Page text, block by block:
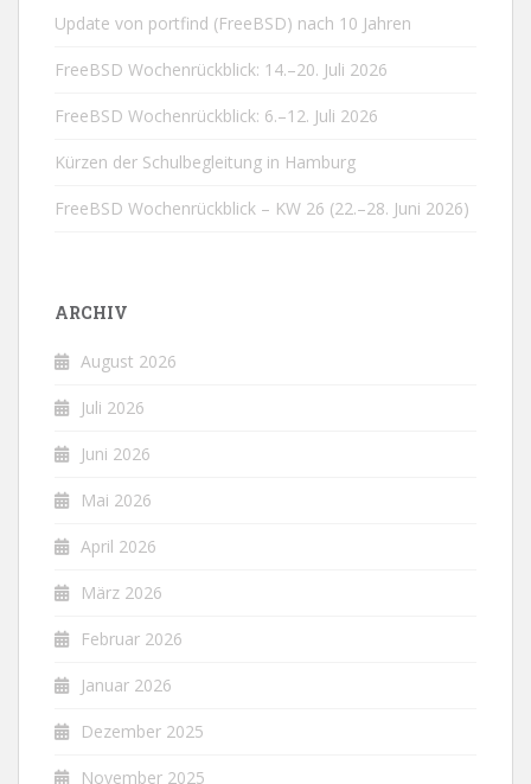
Update von portfind (FreeBSD) nach 10 Jahren
FreeBSD Wochenrückblick: 14.–20. Juli 2026
FreeBSD Wochenrückblick: 6.–12. Juli 2026
Kürzen der Schulbegleitung in Hamburg
FreeBSD Wochenrückblick – KW 26 (22.–28. Juni 2026)
ARCHIV
August 2026
Juli 2026
Juni 2026
Mai 2026
April 2026
März 2026
Februar 2026
Januar 2026
Dezember 2025
November 2025